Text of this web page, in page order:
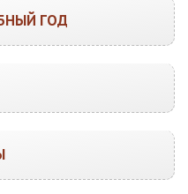
ГОД